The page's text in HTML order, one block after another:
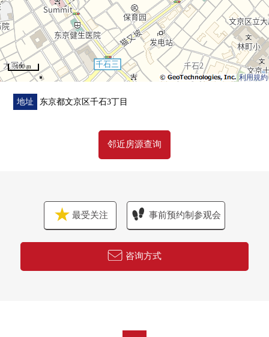
○ 室内窗NEW设置
■ 比负责人
━━━━━━━━━━━━━━━━━━・・・・・
这次到房源详细看，表示衷心感谢。
因为关于下列在内览之前甚至承受阶段所以欢迎来电早
熟。
介绍小学以及中学，离得最近的超市或者公园。
也转达看不见的居住地的信息。
○ 顾客专用的资金计划书的制作
事前可以确认。
○ 其他房源的介绍
被认为是介绍以及目标的区域里面的房源被开始出售
利用規約
100 m
地址 东京都文京区千石3丁目
邻近房源查询
最受关注 事前预约制参观会
咨询方式